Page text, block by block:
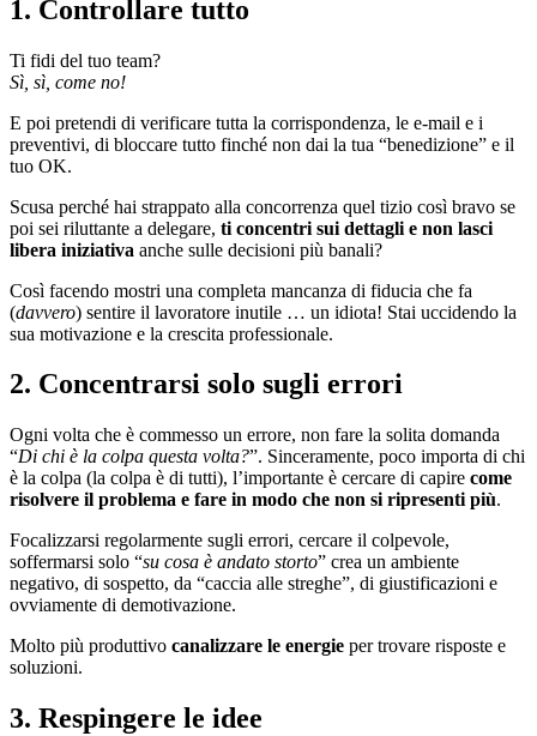
1. Controllare tutto
Ti fidi del tuo team?
Sì, sì, come no!
E poi pretendi di verificare tutta la corrispondenza, le e-mail e i
preventivi, di bloccare tutto finché non dai la tua “benedizione” e il
tuo OK.
Scusa perché hai strappato alla concorrenza quel tizio così bravo se
poi sei riluttante a delegare, ti concentri sui dettagli e non lasci
libera iniziativa anche sulle decisioni più banali?
Così facendo mostri una completa mancanza di fiducia che fa
(davvero) sentire il lavoratore inutile … un idiota! Stai uccidendo la
sua motivazione e la crescita professionale.
2. Concentrarsi solo sugli errori
Ogni volta che è commesso un errore, non fare la solita domanda
“Di chi è la colpa questa volta?”. Sinceramente, poco importa di chi
è la colpa (la colpa è di tutti), l’importante è cercare di capire come
risolvere il problema e fare in modo che non si ripresenti più.
Focalizzarsi regolarmente sugli errori, cercare il colpevole,
soffermarsi solo “su cosa è andato storto” crea un ambiente
negativo, di sospetto, da “caccia alle streghe”, di giustificazioni e
ovviamente di demotivazione.
Molto più produttivo canalizzare le energie per trovare risposte e
soluzioni.
3. Respingere le idee